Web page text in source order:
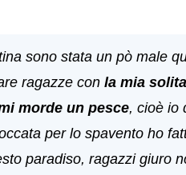
sono stata un pò male
ragazze con la mia
morde un pesce, cioè io
per lo spavento ho
paradiso, ragazzi giuro